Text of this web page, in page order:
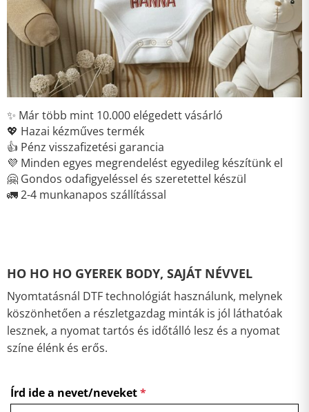
✨ Már több mint 10.000 elégedett vásárló
💖 Hazai kézműves termék
👍 Pénz visszafizetési garancia
💜 Minden egyes megrendelést egyedileg készítünk el
🤗 Gondos odafigyeléssel és szeretettel készül
🚛 2-4 munkanapos szállítással
HO HO HO GYEREK BODY, SAJÁT NÉVVEL
Nyomtatásnál DTF technológiát használunk, melynek
köszönhetően a részletgazdag minták is jól láthatóak
lesznek, a nyomat tartós és időtálló lesz és a nyomat
színe élénk és erős.
Írd ide a nevet/neveket*